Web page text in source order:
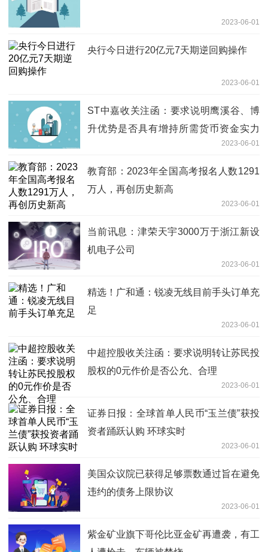
2023-06-01
央行今日进行20亿元7天期逆回购操作
2023-06-01
ST中嘉收关注函：要求说明鹰溪谷、博
升优势是否具有增持所需货币资金实力
2023-06-01
教育部：2023年全国高考报名人数1291
万人，再创历史新高
2023-06-01
当前讯息：津荣天宇3000万于浙江新设
机电子公司
2023-06-01
精选！广和通：锐凌无线目前手头订单充
足
2023-06-01
中超控股收关注函：要求说明转让苏民投
股权的0元作价是否公允、合理
2023-06-01
证券日报：全球首单人民币“玉兰债”获投
资者踊跃认购 环球实时
2023-06-01
美国众议院已获得足够票数通过旨在避免
违约的债务上限协议
2023-06-01
紫金矿业旗下哥伦比亚金矿再遭袭，有工